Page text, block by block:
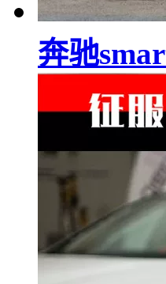
奔驰